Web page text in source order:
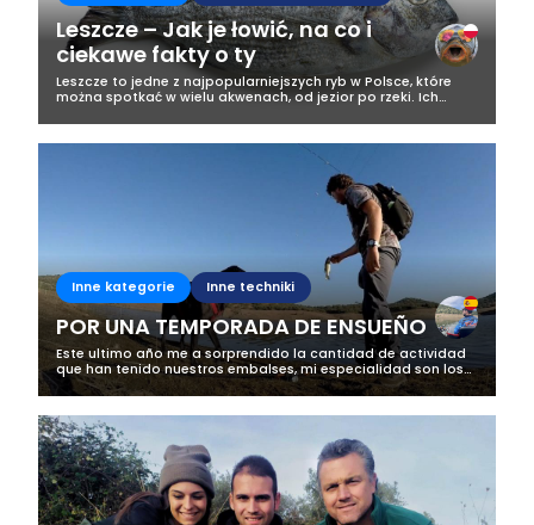
Leszcze – Jak je łowić, na co i
ciekawe fakty o ty
Leszcze to jedne z najpopularniejszych ryb w Polsce, które
można spotkać w wielu akwenach, od jezior po rzeki. Ich
te ryby, mimo swojej...
Inne kategorie Inne techniki
POR UNA TEMPORADA DE ENSUEÑO
Este ultimo año me a sorprendido la cantidad de actividad
que han tenido nuestros embalses, mi especialidad son los
depredadores, mas concretamente el Black bass, y me a
parecido increíble la...